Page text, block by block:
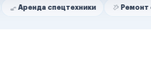
спецтехники Ремонт